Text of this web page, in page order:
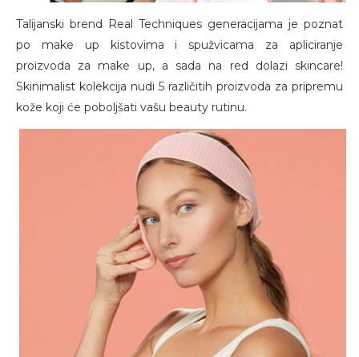
Talijanski brend Real Techniques generacijama je poznat
po make up kistovima i spužvicama za apliciranje
proizvoda za make up, a sada na red dolazi skincare!
Skinimalist kolekcija nudi 5 različitih proizvoda za pripremu
kože koji će poboljšati vašu beauty rutinu.